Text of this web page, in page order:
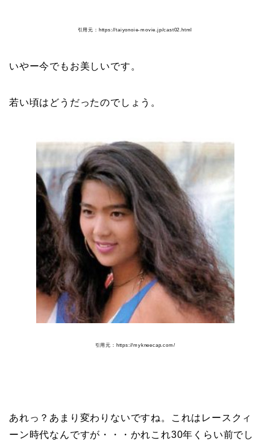
引用元：https://taiyonoie-movie.jp/cast02.html
いやー今でもお美しいです。
若い頃はどうだったのでしょう。
引用元：https://mykneecap.com/
あれっ？あまり変わりないですね。これはレースクィ
ーン時代なんですが・・・かれこれ30年くらい前でし